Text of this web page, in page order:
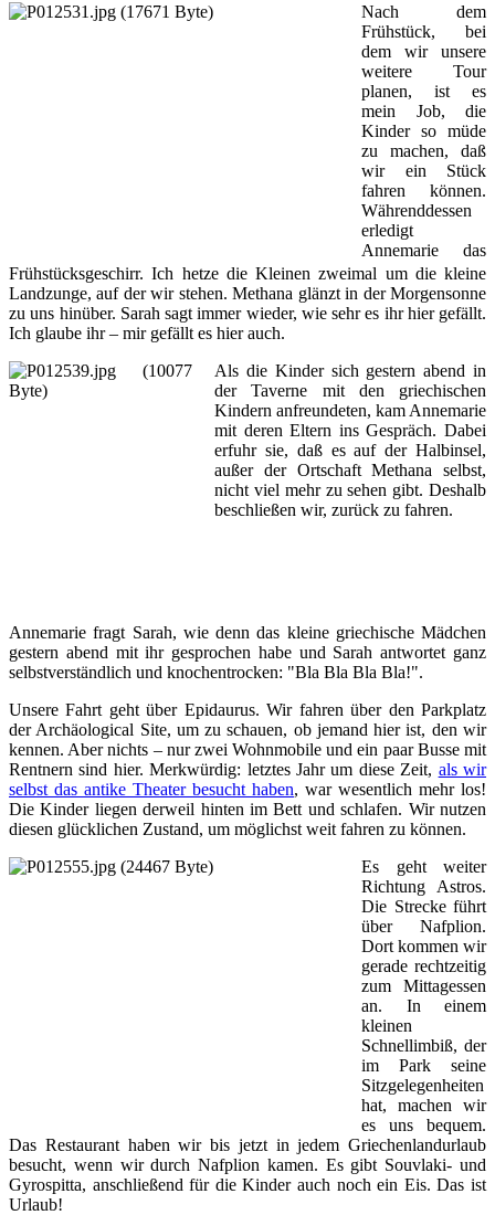
Nach dem
Frühstück, bei
dem wir unsere
weitere Tour
planen, ist es
mein Job, die
Kinder so müde
zu machen, daß
wir ein Stück
fahren können.
Währenddessen
erledigt
Annemarie das
Frühstücksgeschirr. Ich hetze die Kleinen zweimal um die kleine
Landzunge, auf der wir stehen. Methana glänzt in der Morgensonne
zu uns hinüber. Sarah sagt immer wieder, wie sehr es ihr hier gefällt.
Ich glaube ihr – mir gefällt es hier auch.
Als die Kinder sich gestern abend in
der Taverne mit den griechischen
Kindern anfreundeten, kam Annemarie
mit deren Eltern ins Gespräch. Dabei
erfuhr sie, daß es auf der Halbinsel,
außer der Ortschaft Methana selbst,
nicht viel mehr zu sehen gibt. Deshalb
beschließen wir, zurück zu fahren.
Annemarie fragt Sarah, wie denn das kleine griechische Mädchen
gestern abend mit ihr gesprochen habe und Sarah antwortet ganz
selbstverständlich und knochentrocken: "Bla Bla Bla Bla!".
Unsere Fahrt geht über Epidaurus. Wir fahren über den Parkplatz
der Archäological Site, um zu schauen, ob jemand hier ist, den wir
kennen. Aber nichts – nur zwei Wohnmobile und ein paar Busse mit
Rentnern sind hier. Merkwürdig: letztes Jahr um diese Zeit, als wir
selbst das antike Theater besucht haben, war wesentlich mehr los!
Die Kinder liegen derweil hinten im Bett und schlafen. Wir nutzen
diesen glücklichen Zustand, um möglichst weit fahren zu können.
Es geht weiter
Richtung Astros.
Die Strecke führt
über Nafplion.
Dort kommen wir
gerade rechtzeitig
zum Mittagessen
an. In einem
kleinen
Schnellimbiß, der
im Park seine
Sitzgelegenheiten
hat, machen wir
es uns bequem.
Das Restaurant haben wir bis jetzt in jedem Griechenlandurlaub
besucht, wenn wir durch Nafplion kamen. Es gibt Souvlaki- und
Gyrospitta, anschließend für die Kinder auch noch ein Eis. Das ist
Urlaub!